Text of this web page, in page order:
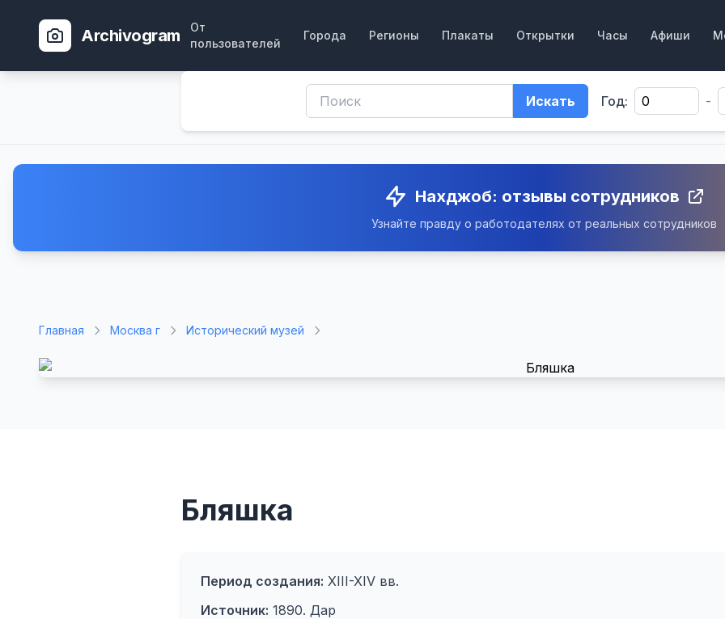
Archivogram
От
пользователей
Города Регионы Плакаты Открытки Часы Афиши
Искать Год: -
Нахджоб: отзывы сотрудников
Узнайте правду о работодателях от реальных сотрудников
Главная Москва г Исторический музей
Бляшка
Период создания: XIII-XIV вв.
Источник: 1890. Дар